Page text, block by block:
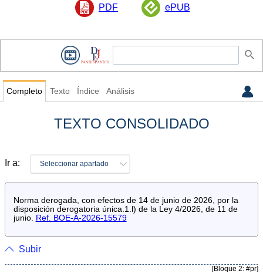
PDF ePUB
Completo Texto Índice Análisis
TEXTO CONSOLIDADO
Ir a: Seleccionar apartado
Norma derogada, con efectos de 14 de junio de 2026, por la
disposición derogatoria única.1.l) de la Ley 4/2026, de 11 de
junio. Ref. BOE-A-2026-15579
Subir
[Bloque 2: #pr]